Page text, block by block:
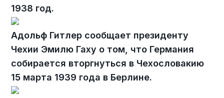
1938 год.
Адольф Гитлер сообщает президенту
Чехии Эмилю Гаху о том, что Германия
собирается вторгнуться в Чехословакию
15 марта 1939 года в Берлине.